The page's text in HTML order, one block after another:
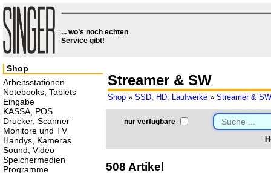
... wo’s noch echten
Service gibt!
Streamer & SW
Shop » SSD, HD, Laufwerke » Streamer & SW
nur verfügbare
508 Artikel
Shop
Arbeitsstationen
Notebooks, Tablets
Eingabe
KASSA, POS
Drucker, Scanner
Monitore und TV
Handys, Kameras
Sound, Video
Speichermedien
Programme